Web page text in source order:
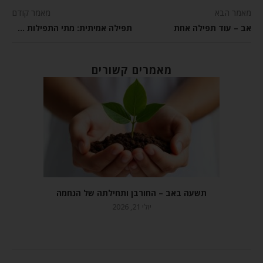
מאמר הבא
אב – עוד תפילה אחת
מאמר קודם
תפילה אמיתית: מתי התפילות שלי ירגישו אמיתיות?
מאמרים קשורים
תשעה באב – החורבן ותחילתה של הנחמה
יולי 21, 2026